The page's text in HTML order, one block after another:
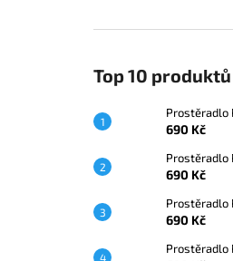
Top 10 produktů
Prostěradlo
690 Kč
Prostěradlo
690 Kč
Prostěradlo
690 Kč
Prostěradlo